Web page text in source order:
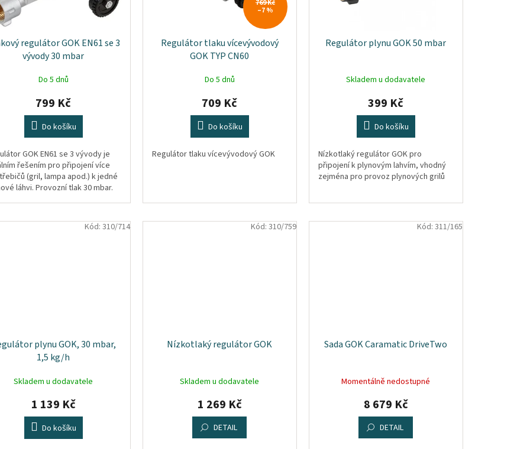
regulátor GOK EN61 se 3
vývody 30 mbar
Do 5 dnů
799 Kč
Do košíku
GOK EN61 se 3 vývody je
řešením pro připojení více
(gril, lampa apod.) k jedné
láhvi. Provozní tlak 30 mbar.
769 Kč
–7 %
Regulátor tlaku vícevývodový
GOK TYP CN60
Do 5 dnů
709 Kč
Do košíku
Regulátor tlaku vícevývodový GOK
Regulátor plynu GOK 50 mbar
Skladem u dodavatele
399 Kč
Do košíku
Nízkotlaký regulátor GOK pro
připojení k plynovým lahvím, vhodný
zejména pro provoz plynových grilů
plynu GOK, 30 mbar,
1,5 kg/h
Skladem u dodavatele
1 139 Kč
Do košíku
Kód: 310/714
Nízkotlaký regulátor GOK
Skladem u dodavatele
1 269 Kč
DETAIL
Kód: 310/759
Sada GOK Caramatic DriveTwo
Momentálně nedostupné
8 679 Kč
DETAIL
Kód: 311/165